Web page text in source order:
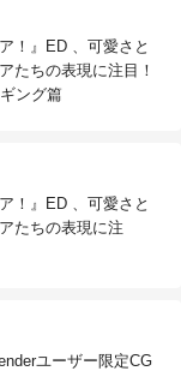
！』ED 、可愛さと
たちの表現に注目！
ング篇
！』ED 、可愛さと
たちの表現に注
ユーザー限定CG